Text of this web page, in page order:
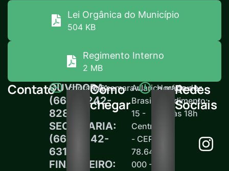
Lei Orgânica do Município
504 KB
Regimento Interno
2 MB
ContatoOUVIDORA:
(66) 99242-
8289
SECRETARIA:
(66)99242-
6313
FINANCEIRO:
contato@camaravilarica.mt.gov.br
Como
chegar
Av.
Brasil,
15 -
Centro
- CEP
78.645-
000 -
Horário de
atendimento:
12h às 18h
Redes
Sociais